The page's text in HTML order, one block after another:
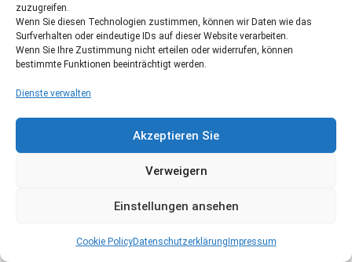
zuzugreifen.
Wenn Sie diesen Technologien zustimmen, können wir Daten wie das
Surfverhalten oder eindeutige IDs auf dieser Website verarbeiten.
Wenn Sie Ihre Zustimmung nicht erteilen oder widerrufen, können
bestimmte Funktionen beeinträchtigt werden.
Dienste verwalten
Akzeptieren Sie
Verweigern
Einstellungen ansehen
Cookie PolicyDatenschutzerklärung Impressum